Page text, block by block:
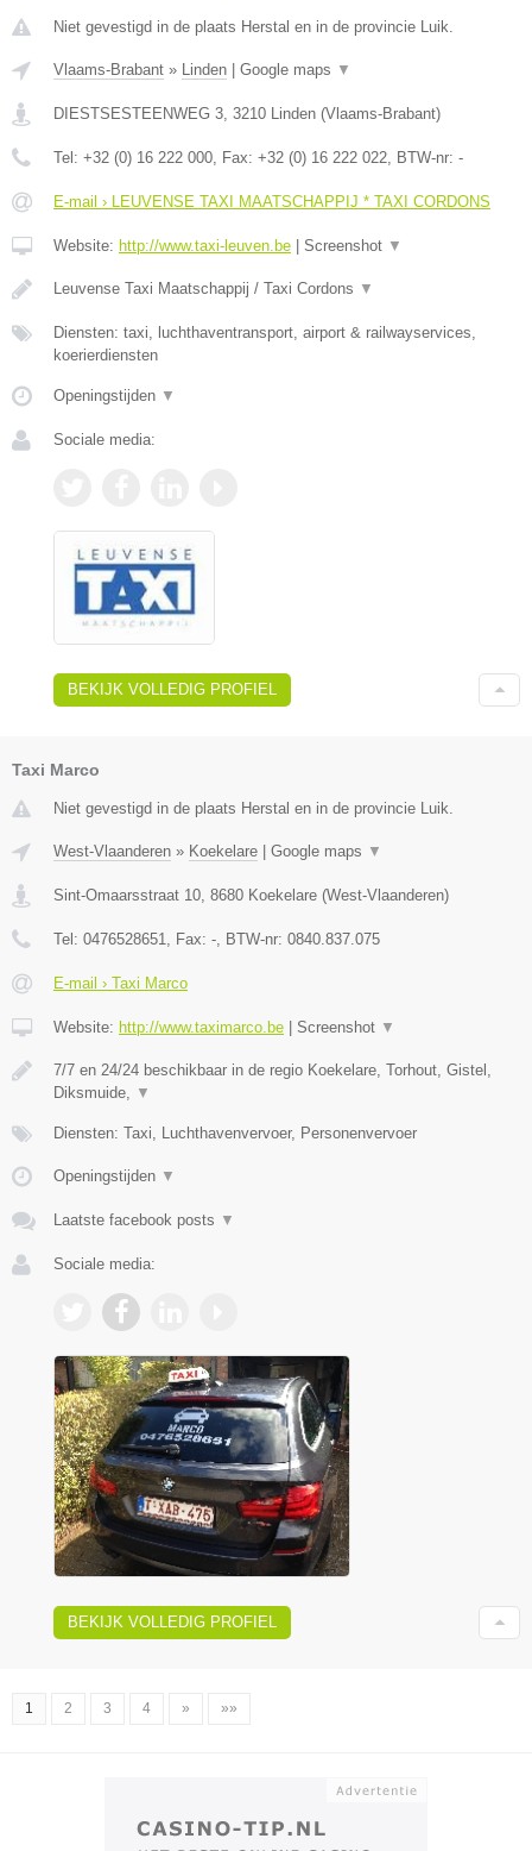
Niet gevestigd in de plaats Herstal en in de provincie Luik.
Vlaams-Brabant » Linden Google maps ▼
DIESTSESTEENWEG 3, 3210 Linden (Vlaams-Brabant)
Tel: +32 (0) 16 222 000, Fax: +32 (0) 16 222 022, BTW-nr: -
E-mail › LEUVENSE TAXI MAATSCHAPPIJ * TAXI CORDONS
Website: http://www.taxi-leuven.be Screenshot ▼
Leuvense Taxi Maatschappij / Taxi Cordons ▼
Diensten: taxi, luchthaventransport, airport & railwayservices,
koerierdiensten
Openingstijden ▼
Sociale media:
BEKIJK VOLLEDIG PROFIEL
Taxi Marco
Niet gevestigd in de plaats Herstal en in de provincie Luik.
West-Vlaanderen » Koekelare Google maps ▼
Sint-Omaarsstraat 10 8680 Koekelare (West-Vlaanderen)
Tel: 0476528651 , Fax: - , BTW-nr: 0840.837.075
E-mail › Taxi Marco
Website: http://www.taximarco.be Screenshot ▼
7/7 en 24/24 beschikbaar in de regio Koekelare, Torhout, Gistel,
Diksmuide,
▼
Diensten: Taxi, Luchthavenvervoer, Personenvervoer
Openingstijden ▼
Laatste facebook posts ▼
Sociale media:
BEKIJK VOLLEDIG PROFIEL
1 2 3 4 » »»